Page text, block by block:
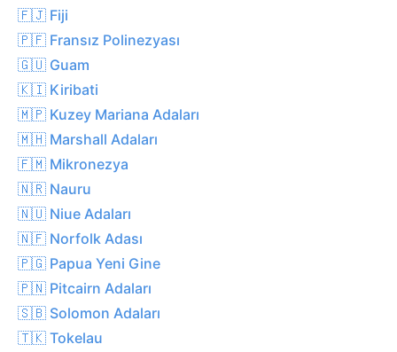
🇫🇯 Fiji
🇵🇫 Fransız Polinezyası
🇬🇺 Guam
🇰🇮 Kiribati
🇲🇵 Kuzey Mariana Adaları
🇲🇭 Marshall Adaları
🇫🇲 Mikronezya
🇳🇷 Nauru
🇳🇺 Niue Adaları
🇳🇫 Norfolk Adası
🇵🇬 Papua Yeni Gine
🇵🇳 Pitcairn Adaları
🇸🇧 Solomon Adaları
🇹🇰 Tokelau